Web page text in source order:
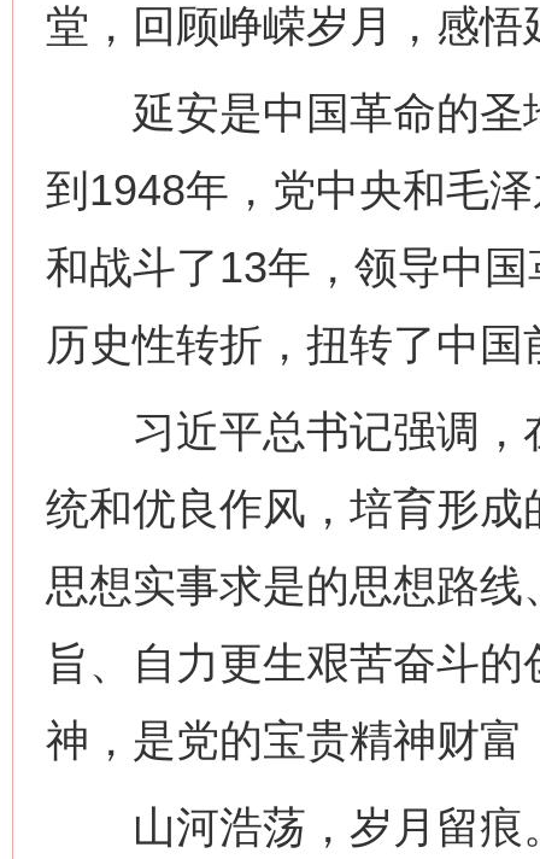
堂，回顾峥嵘岁月，感
延安是中国革命的圣
到1948年，党中央和毛
和战斗了13年，领导中
历史性转折，扭转了中国
习近平总书记强调，
统和优良作风，培育形
思想实事求是的思想路
旨、自力更生艰苦奋斗
神，是党的宝贵精神财
山河浩荡，岁月留痕